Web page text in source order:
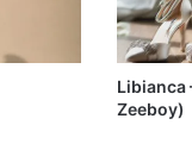
Libianca
Zeeboy)